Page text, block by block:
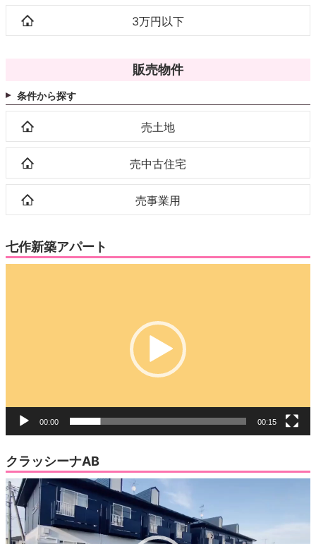
3万円以下
販売物件
条件から探す
売土地
売中古住宅
売事業用
七作新築アパート
00:00 00:15
クラッシーナAB
動
画
プ
レ